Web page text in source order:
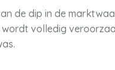
de dip in de
wordt volledig